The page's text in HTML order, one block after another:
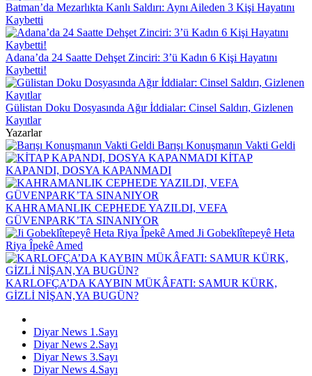
Batman’da Mezarlıkta Kanlı Saldırı: Aynı Aileden 3 Kişi Hayatını
Kaybetti
Adana’da 24 Saatte Dehşet Zinciri: 3’ü Kadın 6 Kişi Hayatını
Kaybetti!
Gülistan Doku Dosyasında Ağır İddialar: Cinsel Saldırı, Gizlenen
Kayıtlar
Yazarlar
Barışı Konuşmanın Vakti Geldi
KİTAP
KAPANDI, DOSYA KAPANMADI
KAHRAMANLIK CEPHEDE YAZILDI, VEFA
GÜVENPARK’TA SINANIYOR
Ji Gobeklîtepeyê Heta
Riya Îpekê Amed
KARLOFÇA’DA KAYBIN MÜKÂFATI: SAMUR KÜRK,
GİZLİ NİŞAN,YA BUGÜN?
Diyar News 1.Sayı
Diyar News 2.Sayı
Diyar News 3.Sayı
Diyar News 4.Sayı